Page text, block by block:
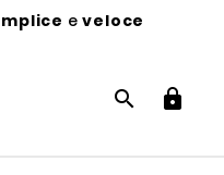
eveloce
 